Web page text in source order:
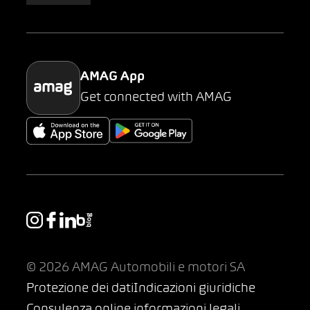
Parking
AMAG App
Get connected with AMAG
© 2026 AMAG Automobili e motori SA
Protezione dei datiIndicazioni giuridiche